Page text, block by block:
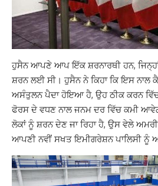
ਹੁਸੈਨ ਆਪਣੇ ਆਪ ਇੱਕ ਸ਼ਰਨਾਰਥੀ ਹਨ,
ਸ਼ਰਨ ਲਈ ਸੀ। ਹੁਸੈਨ ਨੇ ਕਿਹਾ ਕਿ ਇਸ ਨਾਲ
ਅਸੰਤੁਲਨ ਪੈਦਾ ਹੋਇਆ ਹੈ, ਉਹ ਠੀਕ ਕਰਨ
ਫੋਰਸ ਦੇ ਵਧਣ ਨਾਲ ਜਨਮ ਦਰ ਵਿੱਚ ਕਮੀ
ਲੋਕਾਂ ਨੂੰ ਸ਼ਰਨ ਦੇਣ ਜਾ ਰਿਹਾ ਹੈ, ਉਸ ਵੇਲੇ
ਆਪਣੀ ਨਵੀਂ ਸਖਤ ਇਮੀਗਰੇਸ਼ਨ ਪਾਲਿਸੀ ਨੂੰ